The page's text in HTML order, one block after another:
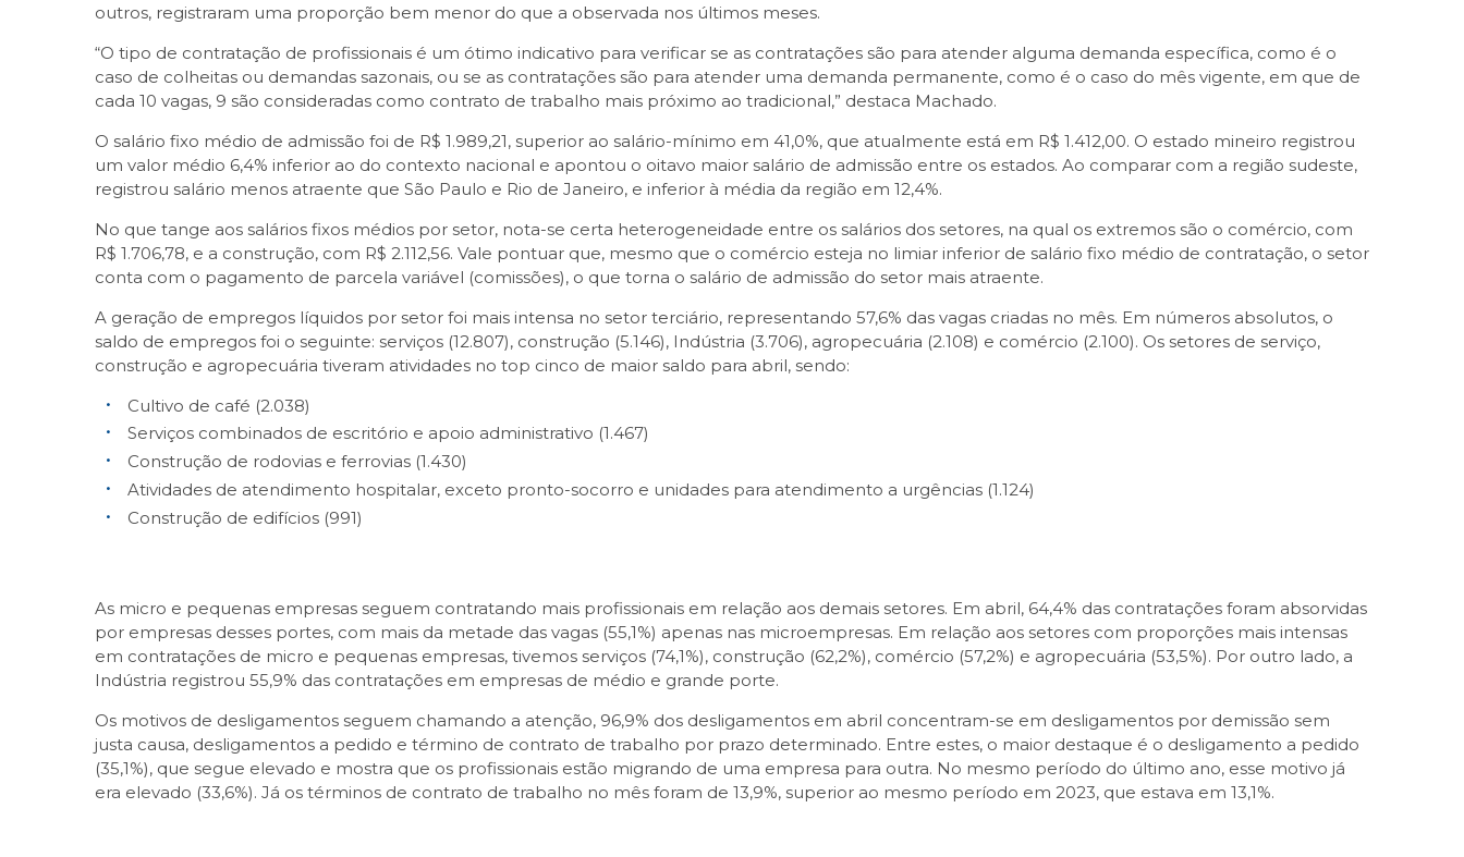
outros, registraram uma proporção bem menor do que a observada nos últimos meses.
“O tipo de contratação de profissionais é um ótimo indicativo para verificar se as contratações são para atender alguma demanda específica, como é o
caso de colheitas ou demandas sazonais, ou se as contratações são para atender uma demanda permanente, como é o caso do mês vigente, em que de
cada 10 vagas, 9 são consideradas como contrato de trabalho mais próximo ao tradicional,” destaca Machado.
O salário fixo médio de admissão foi de R$ 1.989,21, superior ao salário-mínimo em 41,0%, que atualmente está em R$ 1.412,00. O estado mineiro registrou
um valor médio 6,4% inferior ao do contexto nacional e apontou o oitavo maior salário de admissão entre os estados. Ao comparar com a região sudeste,
registrou salário menos atraente que São Paulo e Rio de Janeiro, e inferior à média da região em 12,4%.
No que tange aos salários fixos médios por setor, nota-se certa heterogeneidade entre os salários dos setores, na qual os extremos são o comércio, com
R$ 1.706,78, e a construção, com R$ 2.112,56. Vale pontuar que, mesmo que o comércio esteja no limiar inferior de salário fixo médio de contratação, o setor
conta com o pagamento de parcela variável (comissões), o que torna o salário de admissão do setor mais atraente.
A geração de empregos líquidos por setor foi mais intensa no setor terciário, representando 57,6% das vagas criadas no mês. Em números absolutos, o
saldo de empregos foi o seguinte: serviços (12.807), construção (5.146), Indústria (3.706), agropecuária (2.108) e comércio (2.100). Os setores de serviço,
construção e agropecuária tiveram atividades no top cinco de maior saldo para abril, sendo:
Cultivo de café (2.038)
Serviços combinados de escritório e apoio administrativo (1.467)
Construção de rodovias e ferrovias (1.430)
Atividades de atendimento hospitalar, exceto pronto-socorro e unidades para atendimento a urgências (1.124)
Construção de edifícios (991)
As micro e pequenas empresas seguem contratando mais profissionais em relação aos demais setores. Em abril, 64,4% das contratações foram absorvidas
por empresas desses portes, com mais da metade das vagas (55,1%) apenas nas microempresas. Em relação aos setores com proporções mais intensas
em contratações de micro e pequenas empresas, tivemos serviços (74,1%), construção (62,2%), comércio (57,2%) e agropecuária (53,5%). Por outro lado, a
Indústria registrou 55,9% das contratações em empresas de médio e grande porte.
Os motivos de desligamentos seguem chamando a atenção, 96,9% dos desligamentos em abril concentram-se em desligamentos por demissão sem
justa causa, desligamentos a pedido e término de contrato de trabalho por prazo determinado. Entre estes, o maior destaque é o desligamento a pedido
(35,1%), que segue elevado e mostra que os profissionais estão migrando de uma empresa para outra. No mesmo período do último ano, esse motivo já
era elevado (33,6%). Já os términos de contrato de trabalho no mês foram de 13,9%, superior ao mesmo período em 2023, que estava em 13,1%.